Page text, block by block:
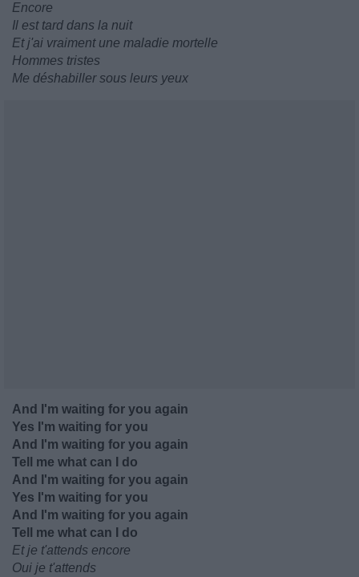
Encore
Il est tard dans la nuit
Et j'ai vraiment une maladie mortelle
Hommes tristes
Me déshabiller sous leurs yeux
And I'm waiting for you again
Yes I'm waiting for you
And I'm waiting for you again
Tell me what can I do
And I'm waiting for you again
Yes I'm waiting for you
And I'm waiting for you again
Tell me what can I do
Et je t'attends encore
Oui je t'attends